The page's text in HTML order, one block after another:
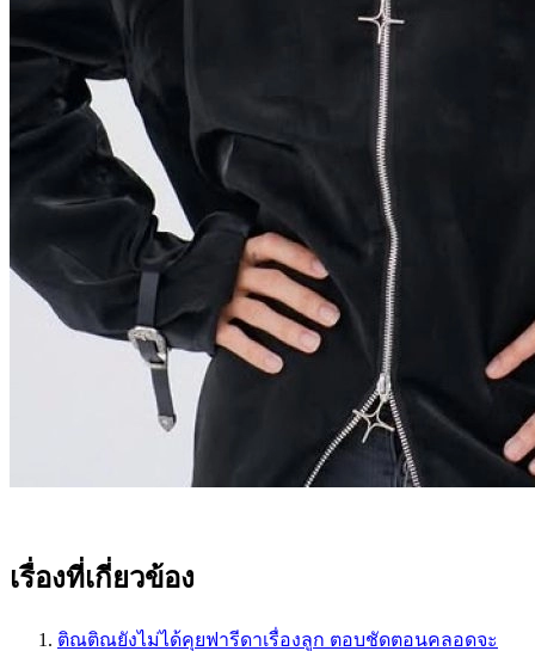
เรื่องที่เกี่ยวข้อง
ติณติณยังไม่ได้คุยฟารีดาเรื่องลูก ตอบชัดตอนคลอดจะ